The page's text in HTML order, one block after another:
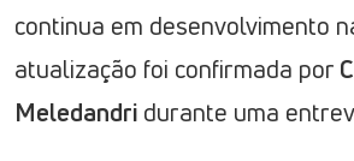
continua em desenvolvimento
atualização foi confirmada por
Meledandri durante uma